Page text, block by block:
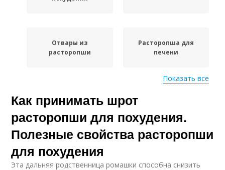
Отвары из
расторопши
Расторопша для
печени
Расторопша с
кефиром
Расторопша для
Расторопша от
запора
геморроя
Показать все
Как принимать шрот
расторопши для похудения.
Полезные свойства расторопши
для похудения
Эта дальняя родственница ромашки способна снизить